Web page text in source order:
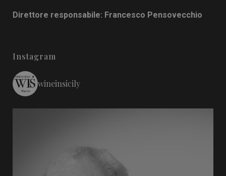
Direttore responsabile: Francesco Pensovecchio
Instagram
wineinsicily